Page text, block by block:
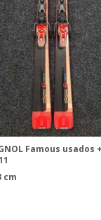
Famous usados
cm